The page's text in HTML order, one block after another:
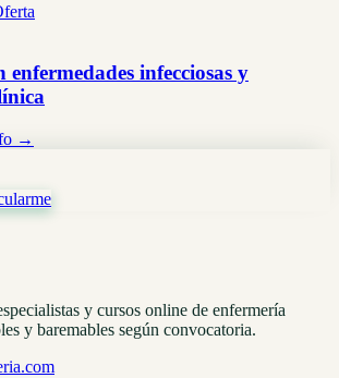
infecciosas y
→
y cursos online de enfermería
y baremables según convocatoria.